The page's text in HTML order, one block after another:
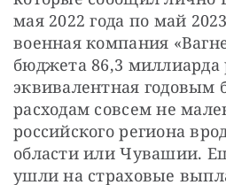
мая 2022 года по май
военная компания
бюджета 86,3 миллиарда
эквивалентная
расходам совсем не
российского региона
области или Чувашии.
ушли на страховые